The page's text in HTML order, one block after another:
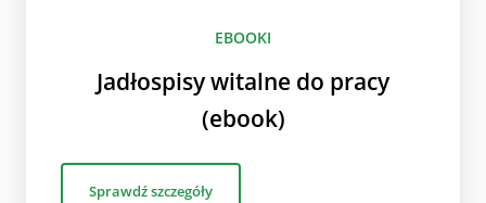
EBOOKI
Jadłospisy witalne do pracy
(ebook)
Sprawdź szczegóły